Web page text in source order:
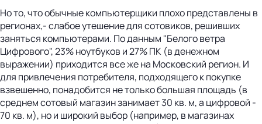
Но то, что обычные компьютерщики плохо представлены в
регионах,- слабое утешение для сотовиков, решивших
заняться компьютерами. По данным "Белого ветра
Цифрового", 23% ноутбуков и 27% ПК (в денежном
выражении) приходится все же на Московский регион. И
для привлечения потребителя, подходящего к покупке
взвешенно, понадобится не только большая площадь (в
среднем сотовый магазин занимает 30 кв. м, а цифровой -
70 кв. м), но и широкий выбор (например, в магазинах